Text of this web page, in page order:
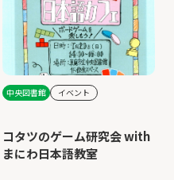
中央図書館 イベント
コタツのゲーム研究会 with
まにわ日本語教室